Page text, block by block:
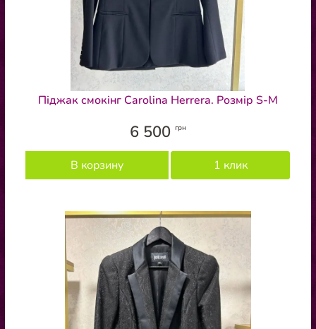
Піджак смокінг Carolina Herrera. Розмір S-М
6 500 грн
В корзину 1 клик